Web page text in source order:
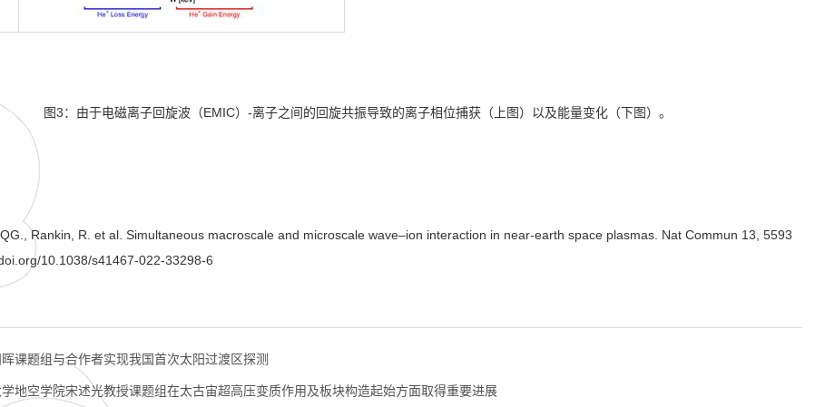
图3：由于电磁离子回旋波（EMIC） -离子之间的回旋共振导致的离子相位捕获（上图）以及能量变化（下图）。
Rankin, R. et al. Simultaneous macroscale and microscale wave–ion interaction in near-earth space plasmas. Nat Commun 13, 5593
10.1038/s41467-022-33298-6
课题组与合作者实现我国首次太阳过渡区探测
地空学院宋述光教授课题组在太古宙超高压变质作用及板块构造起始方面取得重要进展